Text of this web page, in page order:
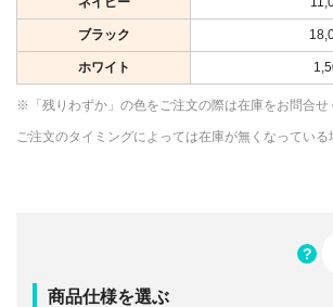
ブラック
ホワイト
※「残りわずか」の色をご注文の際は在庫をお問合せ
ご注文のタイミングによっては在庫が無くなっている
商品仕様を選ぶ